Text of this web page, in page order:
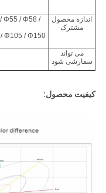
اندازه محصول
مشترک
Φ55 / Φ58 /
می تواند
سفارشی شود
کیفیت محصول: